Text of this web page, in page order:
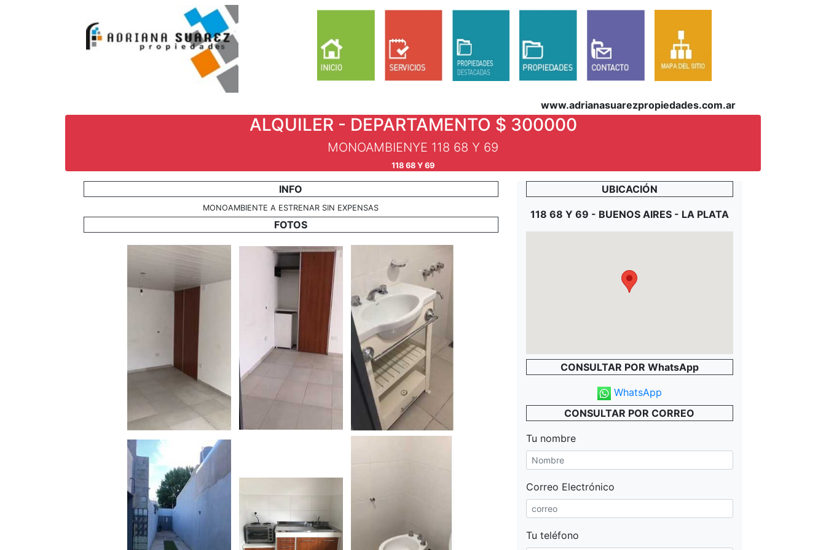
www.adrianasuarezpropiedades.com.ar
ALQUILER - DEPARTAMENTO $ 300000
MONOAMBIENYE 118 68 Y 69
118 68 Y 69
INFO
MONOAMBIENTE A ESTRENAR SIN EXPENSAS
FOTOS
UBICACIÓN
118 68 Y 69 - BUENOS AIRES - LA PLATA
CONSULTAR POR WhatsApp
WhatsApp
CONSULTAR POR CORREO
Tu nombre
Correo Electrónico
Tu teléfono